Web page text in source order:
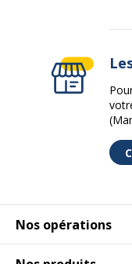
Nos opérations